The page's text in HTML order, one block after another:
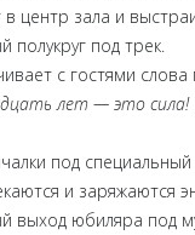
в центр зала и
полукруг под трек.
с гостями слова
лет — это
под
и заряжаются
выход юбиляра под